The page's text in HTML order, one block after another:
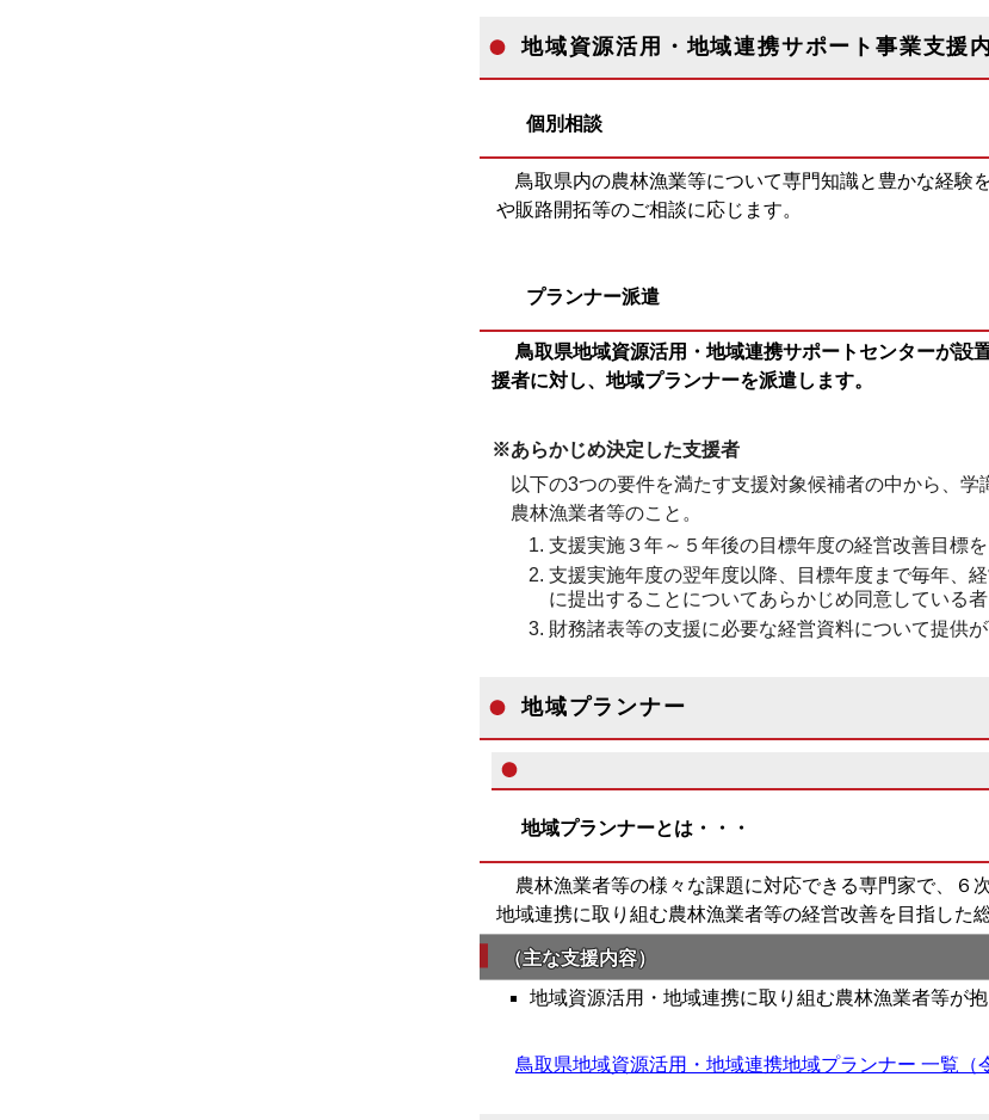
地域資源活用・地域連携サポート事業支援
個別相談
鳥取県内の農林漁業等について専門知識と豊かな経験
や販路開拓等のご相談に応じます。
プランナー派遣
鳥取県地域資源活用・地域連携サポートセンターが設
援者に対し、地域プランナーを派遣します。
※あらかじめ決定した支援者
以下の3つの要件を満たす支援対象候補者の中から、
農林漁業者等のこと。
支援実施３年～５年後の目標年度の経営改善目標
支援実施年度の翌年度以降、目標年度まで毎年、
に提出することについてあらかじめ同意している者
財務諸表等の支援に必要な経営資料について提供
地域プランナー
地域プランナーとは・・・
農林漁業者等の様々な課題に対応できる専門家で、６
地域連携に取り組む農林漁業者等の経営改善を目指した
（主な支援内容）
地域資源活用・地域連携に取り組む農林漁業者等が
鳥取県地域資源活用・地域連携地域プランナー 一覧